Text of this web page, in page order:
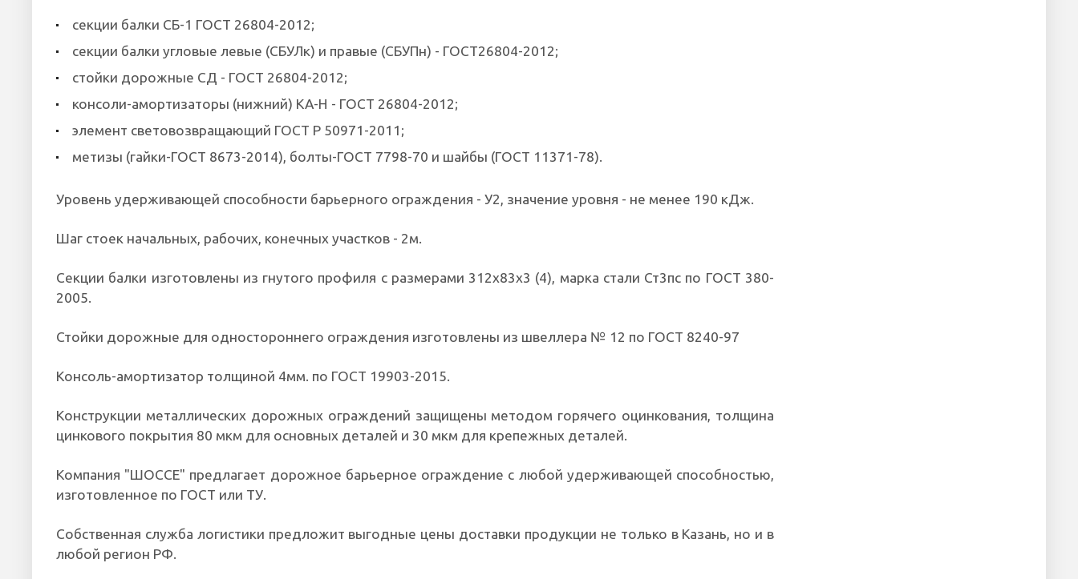
секции балки СБ-1 ГОСТ 26804-2012;
секции балки угловые левые (СБУЛк) и правые (СБУПн) - ГОСТ26804-2012;
стойки дорожные СД - ГОСТ 26804-2012;
консоли-амортизаторы (нижний) КА-Н - ГОСТ 26804-2012;
элемент световозвращающий ГОСТ Р 50971-2011;
метизы (гайки-ГОСТ 8673-2014), болты-ГОСТ 7798-70 и шайбы (ГОСТ 11371-78).
Уровень удерживающей способности барьерного ограждения - У2, значение уровня - не менее 190 кДж.
Шаг стоек начальных, рабочих, конечных участков - 2м.
Секции балки изготовлены из гнутого профиля с размерами 312х83х3 (4), марка стали Ст3пс по ГОСТ 380-
2005.
Стойки дорожные для одностороннего ограждения изготовлены из швеллера № 12 по ГОСТ 8240-97
Консоль-амортизатор толщиной 4мм. по ГОСТ 19903-2015.
Конструкции металлических дорожных ограждений защищены методом горячего оцинкования, толщина
цинкового покрытия 80 мкм для основных деталей и 30 мкм для крепежных деталей.
Компания "ШОССЕ" предлагает дорожное барьерное ограждение с любой удерживающей способностью,
изготовленное по ГОСТ или ТУ.
Собственная служба логистики предложит выгодные цены доставки продукции не только в Казань, но и в
любой регион РФ.